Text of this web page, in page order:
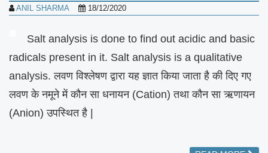
ANIL SHARMA 18/12/2020
Salt analysis is done to find out acidic and basic
radicals present in it. Salt analysis is a qualitative
analysis. लवण विश्लेषण द्वारा यह ज्ञात किया जाता है की दिए गए
लवण के नमूने में कौन सा धनायन (Cation) तथा कौन सा ऋणायन
(Anion) उपस्थित है |